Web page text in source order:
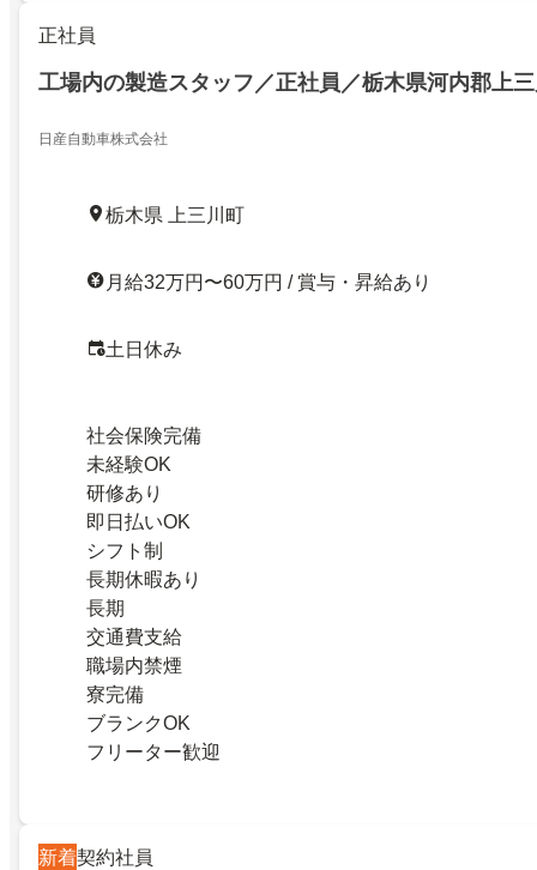
正社員
工場内の製造スタッフ／正社員／栃木県河内郡上
日産自動車株式会社
栃木県 上三川町
月給32万円〜60万円 / 賞与・昇給あり
土日休み
社会保険完備
未経験OK
研修あり
即日払いOK
シフト制
長期休暇あり
長期
交通費支給
職場内禁煙
寮完備
ブランクOK
フリーター歓迎
新着契約社員